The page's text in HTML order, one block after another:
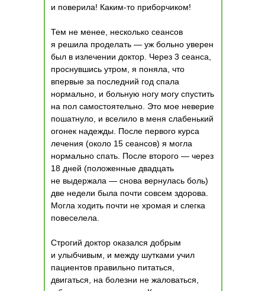
и поверила! Каким-то приборчиком!
Тем не менее, несколько сеансов
я решила проделать — уж больно уверен
был в излечении доктор. Через 3 сеанса,
проснувшись утром, я поняла, что
впервые за последний год спала
нормально, и больную ногу могу спустить
на пол самостоятельно. Это мое неверие
пошатнуло, и вселило в меня слабенький
огонек надежды. После первого курса
лечения (около 15 сеансов) я могла
нормально спать. После второго — через
18 дней (положенные двадцать
не выдержала — снова вернулась боль)
две недели была почти совсем здорова.
Могла ходить почти не хромая и слегка
повеселела.
Строгий доктор оказался добрым
и улыбчивым, и между шутками учил
пациентов правильно питаться,
двигаться, на болезни не жаловаться,